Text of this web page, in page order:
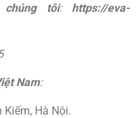
tôi: https://eva-
Nam:
Hà Nội.